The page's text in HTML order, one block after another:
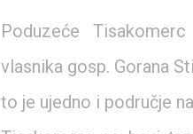
Poduzeće
vlasnika gosp. Gorana
to je ujedno i područje